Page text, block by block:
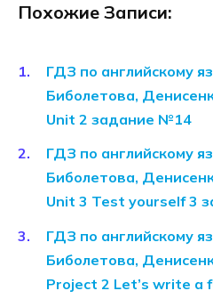
Похожие Записи:
ГДЗ по английскому
Биболетова,
Unit 2 задание №14
ГДЗ по английскому
Биболетова,
Unit 3 Test yourself 3
ГДЗ по английскому
Биболетова,
Project 2 Let’s write a